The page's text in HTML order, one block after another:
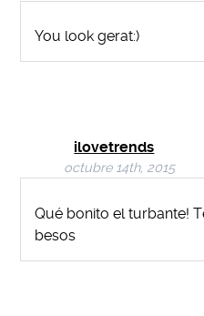
You look gerat:)
ilovetrends
octubre 14th, 2015
Qué bonito el turbante!
besos